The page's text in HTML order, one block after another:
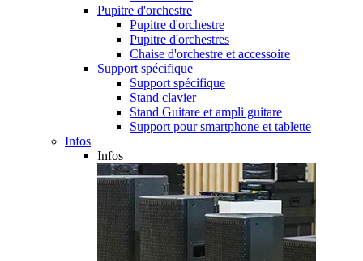
Pupitre d'orchestre
Pupitre d'orchestre
Pupitre d'orchestres
Chaise d'orchestre et accessoire
Support spécifique
Support spécifique
Stand clavier
Stand Guitare et ampli guitare
Support pour smartphone et tablette
Infos
Infos